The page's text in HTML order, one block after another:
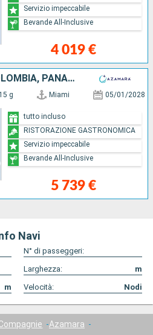
4 019 €
Servizio impeccabile
Bevande All-Inclusive
STATI UNITI, ARUBA, COLOMBIA, PANAMA, EQUATORE, PERÙ
15 g Miami 05/01/2028
5 739 €
tutto incluso
RISTORAZIONE GASTRONOMICA
Servizio impeccabile
Bevande All-Inclusive
Navi
N° di passeggeri:
Larghezza:
m
m Velocità: Nodi
Azamara